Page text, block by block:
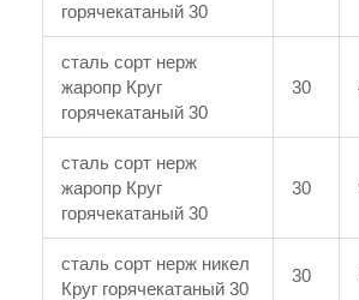
горячекатаный 30
сталь сорт нерж
жаропр Круг
горячекатаный 30
30
сталь сорт нерж
жаропр Круг
горячекатаный 30
30
сталь сорт нерж никел
Круг горячекатаный 30
30